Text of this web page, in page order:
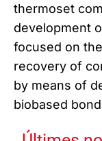
thermoset
development
focused on
recovery of
by means of
biobased